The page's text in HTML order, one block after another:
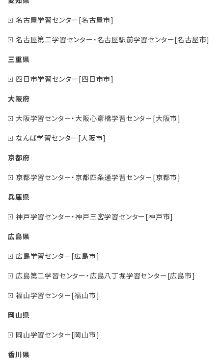
名古屋学習センター[名古屋市]
名古屋第二学習センター・名古屋駅前学習センター[名古屋市]
三重県
四日市学習センター[四日市市]
大阪府
大阪学習センター・大阪心斎橋学習センター[大阪市]
なんば学習センター[大阪市]
京都府
京都学習センター・京都四条通学習センター[京都市]
兵庫県
神戸学習センター・神戸三宮学習センター[神戸市]
広島県
広島学習センター[広島市]
広島第二学習センター・広島八丁堀学習センター[広島市]
福山学習センター[福山市]
岡山県
岡山学習センター[岡山市]
香川県